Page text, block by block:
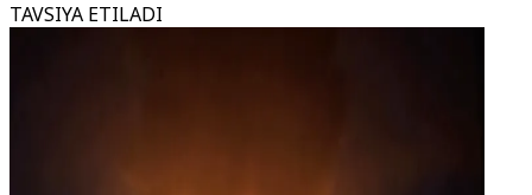
TAVSIYA ETILADI